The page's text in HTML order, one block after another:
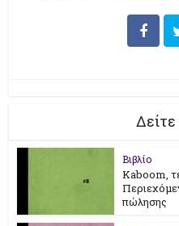
Βιβλίο
Kaboom,
πώλησης